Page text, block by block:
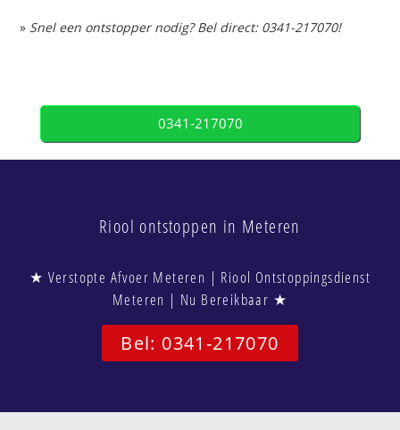
» Snel een ontstopper nodig? Bel direct: 0341-217070!
0341-217070
Riool ontstoppen in Meteren
★ Verstopte Afvoer Meteren | Riool Ontstoppingsdienst
Meteren | Nu Bereikbaar ★
Bel: 0341-217070